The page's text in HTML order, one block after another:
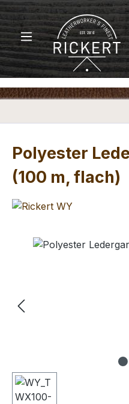
Zum Hauptinhalt springen
Polyester
(100 m, flach)
Bildergalerie